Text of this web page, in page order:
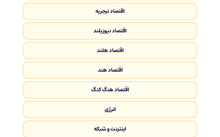
اقتصاد نیجریه
اقتصاد نیوزیلند
اقتصاد هلند
اقتصاد هند
اقتصاد هنگ کنگ
انرژی
اینترنت و شبکه